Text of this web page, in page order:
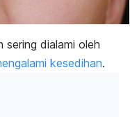
sering dialami oleh
kesedihan.